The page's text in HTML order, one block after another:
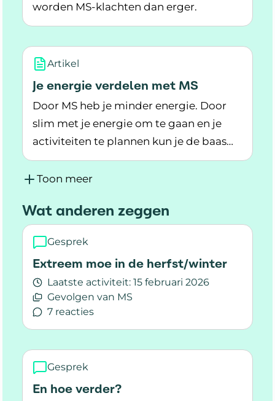
worden MS-klachten dan erger.
Lees meer over Gevoeligheid voor warmte
Artikel
Je energie verdelen met MS
Door MS heb je minder energie. Door
slim met je energie om te gaan en je
activiteiten te plannen kun je de baas
blijven over je energie.
Lees meer over Je energie verdelen met MS
Toon meer
Wat anderen zeggen
Gesprek
Extreem moe in de herfst/winter
Laatste activiteit: 15 februari 2026
Gevolgen van MS
7 reacties
Lees meer over Extreem moe in de herfst/
Gesprek
En hoe verder?